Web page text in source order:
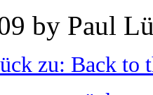
by Paul
zu: Back to